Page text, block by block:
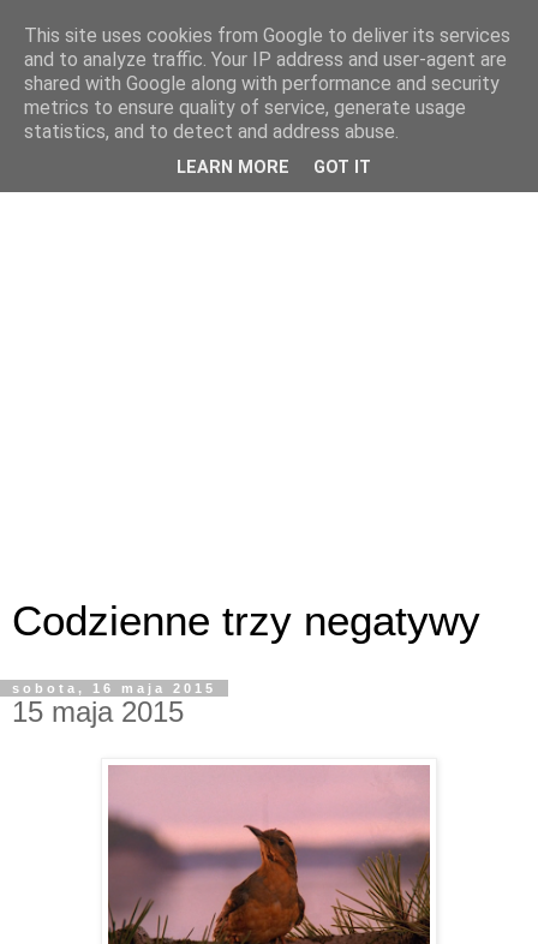
Codzienne trzy negatywy
sobota, 16 maja 2015
15 maja 2015
This site uses cookies from Google to deliver its services
and to analyze traffic. Your IP address and user-agent are
shared with Google along with performance and security
metrics to ensure quality of service, generate usage
statistics, and to detect and address abuse.
LEARN MORE GOT IT